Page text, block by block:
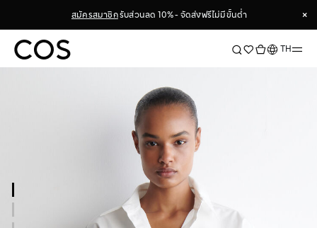
สมัครสมาชิกรับส่วนลด 10% - จัดส่งฟรีไม่มีขั้นต่ำ
×
×
ภาษาTH